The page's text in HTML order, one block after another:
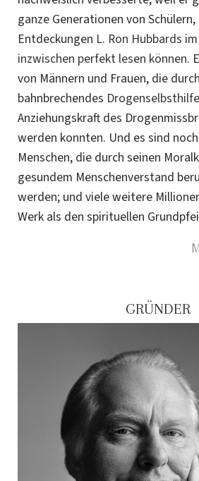
ganze Generationen von
Entdeckungen L. Ron Hubbards
inzwischen perfekt lesen können.
von Männern und Frauen, die
bahnbrechendes
Anziehungskraft des
werden konnten. Und es sind
Menschen, die durch seinen
gesundem Menschenverstand
werden; und viele weitere
Werk als den spirituellen
GRÜNDER